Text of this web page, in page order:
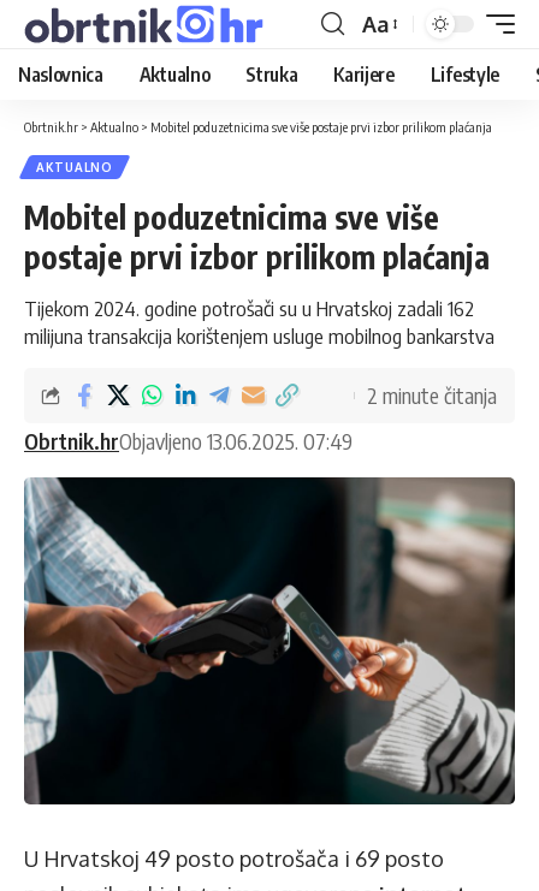
Aa
Naslovnica Aktualno Struka Karijere Lifestyle
Obrtnik.hr > Aktualno > Mobitel poduzetnicima sve više postaje prvi izbor prilikom plaćanja
AKTUALNO
Mobitel poduzetnicima sve više
postaje prvi izbor prilikom plaćanja
Tijekom 2024. godine potrošači su u Hrvatskoj zadali 162
milijuna transakcija korištenjem usluge mobilnog bankarstva
Obrtnik.hrObjavljeno 13.06.2025. 07:49
2 minute čitanja
U Hrvatskoj 49 posto potrošača i 69 posto